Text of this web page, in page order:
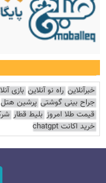
خبرآنلاین راه نو آنلاین بازی
جراح بینی گوشتی پرشین هتل
قیمت طلا امروز بلیط قطار
خرید اکانت chatgpt